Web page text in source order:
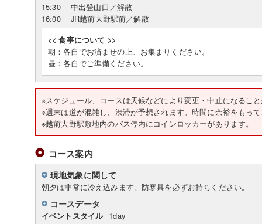
15:30
中出登山口／解散
16:00
JR越前大野駅前／解散
<< 食事について >>
朝：各自でお済ませの上、お集まりください。
昼：各自でご準備ください。
※スケジュール、コースは天候などにより変更・中
※週末は道が混雑し、渋滞が予想されます。時間に余裕をもっ
※越前大野駅敷地内のバス停内にコインロッカーがあります。
コース案内
現地気象に関して
朝夕は非常に冷え込みます。防寒具を必ずお持ちください。
コースデータ
イベントスタイル 1day